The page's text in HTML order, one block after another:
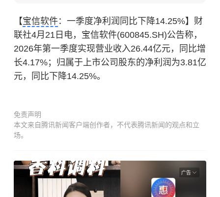
【宝信软件：一季度净利润同比下降14.25%】财
联社4月21日电，宝信软件(600845.SH)公告称，
2026年第一季度实现营业收入26.44亿元，同比增
长4.17%；归属于上市公司股东的净利润为3.81亿
元，同比下降14.25%。
免责声明
本文来自腾讯新闻客户端创作者，不代表腾讯新闻的观点和立
场。
广告